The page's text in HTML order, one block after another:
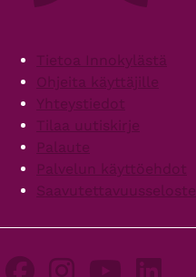
FooterTietoa Innokylästä
Ohjeita käyttäjille
Yhteystiedot
Tilaa uutiskirje
Palaute
Palvelun käyttöehdot
Saavutettavuusseloste